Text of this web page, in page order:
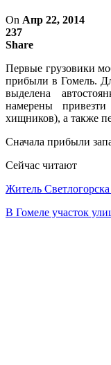
On Апр 22, 2014
237
Share
Первые грузовики
прибыли в Гомель.
выделена
намерены
хищников), а также
Сначала прибыли
Сейчас читают
Житель
В Гомеле участок